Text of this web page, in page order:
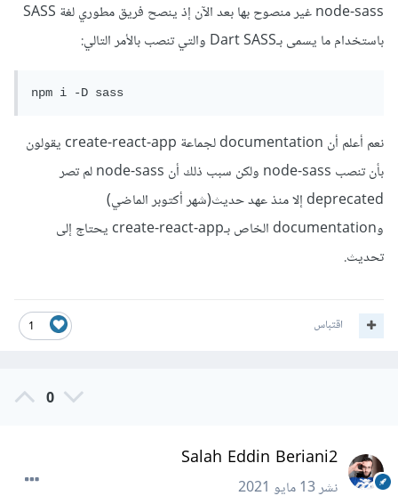
node-sass غير منصوح بها بعد اﻵن إذ ينصح فريق مطوري لغة SASS
باستخدام ما يسمى بـDart SASS والتي تنصب باﻷمر التالي:
npm i -D sass
نعم أعلم أن documentation لجماعة create-react-app يقولون
بأن تنصب node-sass ولكن سبب ذلك أن node-sass لم تصر
deprecated إلا منذ عهد حديث(شهر أكتوبر الماضي)
وdocumentation الخاص بـcreate-react-app يحتاج إلى
تحديث.
1 اقتباس
0
Salah Eddin Beriani2
نشر13 مايو 2021